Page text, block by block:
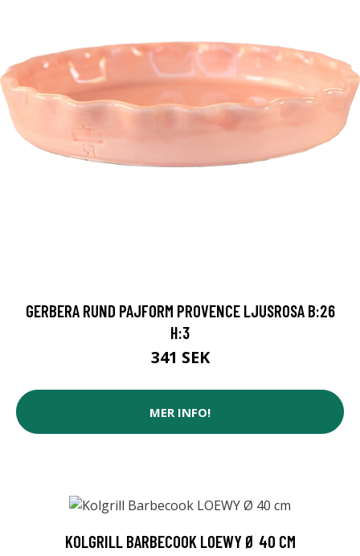
GERBERA RUND PAJFORM PROVENCE LJUSROSA B:26
H:3
341 SEK
MER INFO!
KOLGRILL BARBECOOK LOEWY Ø 40 CM